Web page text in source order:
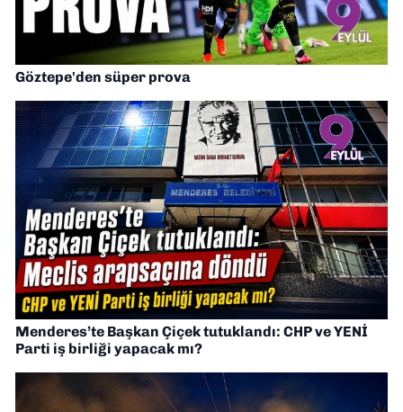
Göztepe'den süper prova
Menderes’te Başkan Çiçek tutuklandı: CHP ve YENİ
Parti iş birliği yapacak mı?